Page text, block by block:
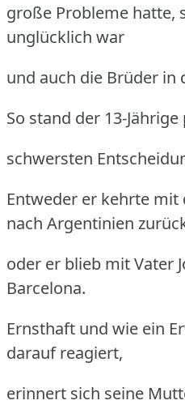
große Probleme hatte,
unglücklich war
und auch die Brüder in
So stand der 13-
schwersten
Entweder er kehrte mit
nach Argentinien
oder er blieb mit Vater
Barcelona.
Ernsthaft und wie ein
darauf reagiert,
erinnert sich seine